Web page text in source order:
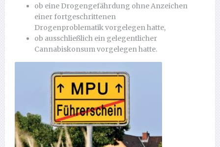
ob eine Drogengefährdung ohne Anzeichen
einer fortgeschrittenen
Drogenproblematik vorgelegen hatte,
ob ausschließlich ein gelegentlicher
Cannabiskonsum vorgelegen hatte.